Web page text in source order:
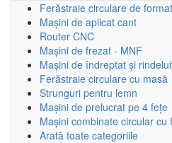
Ferăstraie circulare de
Mașini de aplicat cant
Router CNC
Mașini de frezat - MNF
Mașini de îndreptat și
Ferăstraie circulare cu masă
Strunguri pentru lemn
Mașini de prelucrat pe 4 fețe
Mașini combinate circular cu
Arată toate categoriile